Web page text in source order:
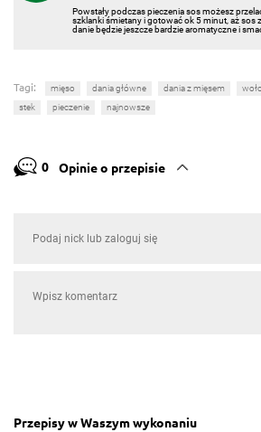
Powstały podczas pieczenia sos możesz
szklanki śmietany i gotować ok 5 minut, aż sos
danie będzie jeszcze bardzie aromatyczne i
Tagi: mięso dania główne dania z mięsem
stek
pieczenie najnowsze
0 Opinie o przepisie
Przepisy w Waszym wykonaniu